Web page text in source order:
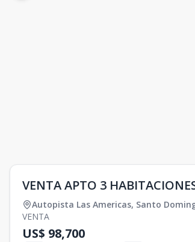
VENTA APTO 3
Autopista Las Americas, Santo
VENTA
US$ 98,700